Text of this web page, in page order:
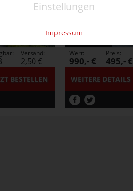
Einstellungen
Impressum
BESTELLEN
Versand:
2,50 €
WEITERE DETAILS
Wert:
990,- €
Preis:
495,- €